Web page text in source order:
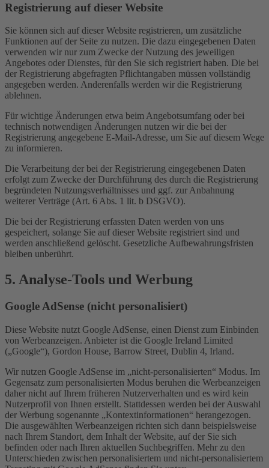
Registrierung auf dieser Website
Sie können sich auf dieser Website registrieren, um zusätzliche
Funktionen auf der Seite zu nutzen. Die dazu eingegebenen Daten
verwenden wir nur zum Zwecke der Nutzung des jeweiligen
Angebotes oder Dienstes, für den Sie sich registriert haben. Die bei
der Registrierung abgefragten Pflichtangaben müssen vollständig
angegeben werden. Anderenfalls werden wir die Registrierung
ablehnen.
Für wichtige Änderungen etwa beim Angebotsumfang oder bei
technisch notwendigen Änderungen nutzen wir die bei der
Registrierung angegebene E-Mail-Adresse, um Sie auf diesem Wege
zu informieren.
Die Verarbeitung der bei der Registrierung eingegebenen Daten
erfolgt zum Zwecke der Durchführung des durch die Registrierung
begründeten Nutzungsverhältnisses und ggf. zur Anbahnung
weiterer Verträge (Art. 6 Abs. 1 lit. b DSGVO).
Die bei der Registrierung erfassten Daten werden von uns
gespeichert, solange Sie auf dieser Website registriert sind und
werden anschließend gelöscht. Gesetzliche Aufbewahrungsfristen
bleiben unberührt.
5. Analyse-Tools und Werbung
Google AdSense (nicht personalisiert)
Diese Website nutzt Google AdSense, einen Dienst zum Einbinden
von Werbeanzeigen. Anbieter ist die Google Ireland Limited
(„Google“), Gordon House, Barrow Street, Dublin 4, Irland.
Wir nutzen Google AdSense im „nicht-personalisierten“ Modus. Im
Gegensatz zum personalisierten Modus beruhen die Werbeanzeigen
daher nicht auf Ihrem früheren Nutzerverhalten und es wird kein
Nutzerprofil von Ihnen erstellt. Stattdessen werden bei der Auswahl
der Werbung sogenannte „Kontextinformationen“ herangezogen.
Die ausgewählten Werbeanzeigen richten sich dann beispielsweise
nach Ihrem Standort, dem Inhalt der Website, auf der Sie sich
befinden oder nach Ihren aktuellen Suchbegriffen. Mehr zu den
Unterschieden zwischen personalisiertem und nicht-personalisiertem